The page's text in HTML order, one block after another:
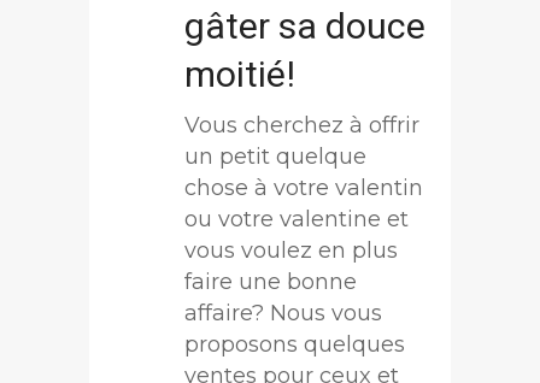
gâter sa douce
moitié!
Vous cherchez à offrir
un petit quelque
chose à votre valentin
ou votre valentine et
vous voulez en plus
faire une bonne
affaire? Nous vous
proposons quelques
ventes pour ceux et